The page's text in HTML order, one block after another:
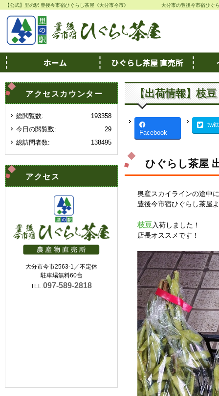
【公式】里の駅 豊後今市宿ひぐらし茶屋《大分市今市》 大分市の豊後今市宿ひぐ
【出荷情報】枝
Facebook
ひぐらし茶屋
奥産スカイラインの途中
豊後今市宿ひぐらし茶屋
枝豆 入荷しました！
店長オススメです！
アクセスカウンター
193358
総閲覧数:
29
今日の閲覧数:
138495
総訪問者数:
アクセス
大分市今市2563-1／不定休
駐車場無料60台
TEL.097-589-2818